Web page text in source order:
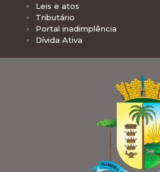
Leis e atos
Tributário
Portal inadimplência
Dívida Ativa